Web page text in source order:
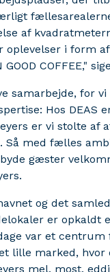
af
i form
COFFEE,"
samarbejde, for
Hos
er vi stolte af
Så med fælles
gæster
og det
er
var et
lille marked, hvor
mel, most,